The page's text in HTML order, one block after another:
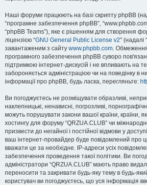
Наші форуми працюють на базі скрипту phpBB
“програмне забезпечення phpBB”,
“phpBB Teams”), яке є рішенням для створення
ліцензією “GNU General Public License v2” (надалі
завантаженим з сайту www.phpbb.com. Обмеження
програмного забезпечення phpBB суворо пов'язані
підтримкою інтернет-дискусій і не впливають на
забороняється адміністрацією чи на поведінку в
інформації про phpBB, будь ласка, перегляньте:
Ви погоджуєтесь не розміщувати образливі,
наклепницькі, ненависні, погрозливі,
можуть порушувати закони вашої країни, країни,
хостингу для форуму “QRZUA.CLUB” чи
призвести до негайної і постійної відмови у
ваш інтернет-провайдер буде повідомлений про
вважати це за необхідне. IP-адреси усіх
забезпечення проведення такої політики. Ви
адміністратори “QRZUA.CLUB” мають право
переносити та закривати будь-яку тему в будь-
користувач ви погоджуєтесь, що уся інформація